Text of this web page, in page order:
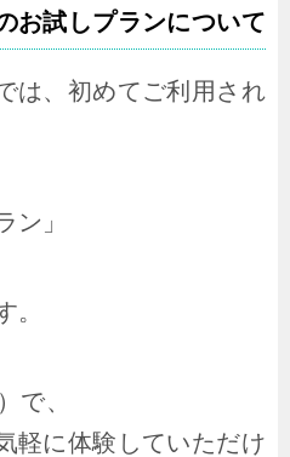
お試しプランについて
は、初めてご利用され
ン」
。
で、
軽に体験していただけ